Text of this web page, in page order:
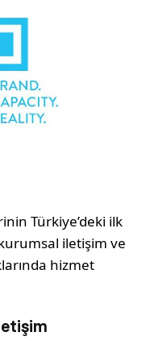
Türkiye’deki ilk
iletişim ve
hizmet